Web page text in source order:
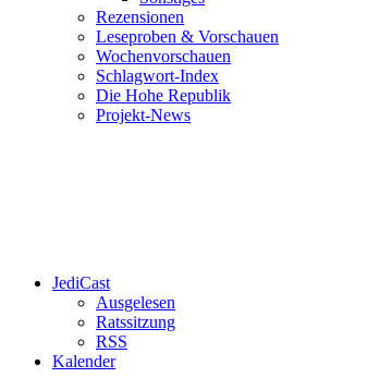
Rezensionen
Leseproben & Vorschauen
Wochenvorschauen
Schlagwort-Index
Die Hohe Republik
Projekt-News
JediCast
Ausgelesen
Ratssitzung
RSS
Kalender